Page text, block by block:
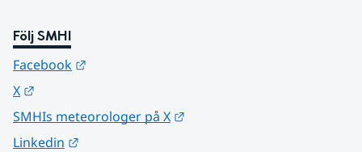
Följ SMHI
Facebook
X
SMHIs meteorologer på X
Linkedin